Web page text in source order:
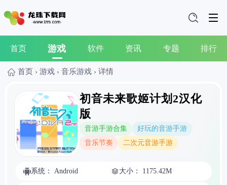
首页 游戏 软件 资讯 专题 排行
首页 › 游戏 › 音乐游戏 › 详情
初音未来歌姬计划2汉化
版
音游手游合集
好玩的音游手游
音乐节奏
二次元音游手游
系统： Android 大小： 1175.42M